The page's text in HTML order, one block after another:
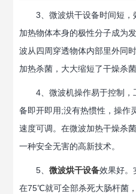
3、微波烘干设备时间短，
加热物体本身的极性分子成为
波从四周穿透物体内部里外同
加热杀菌，大大缩短了干燥杀
4、微波机操作易于控制，
备即开即用;没有热惯性，操作
速度可调。在微波加热干燥杀
一种安全无害的高新技术。
5、微波烘干设备效果好。
在75℃就可全部杀死大肠杆菌